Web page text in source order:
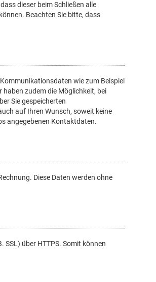
dieser beim Schließen alle
Beachten Sie bitte, dass
wie zum Beispiel
zudem die Möglichkeit, bei
Sie gespeicherten
auf Ihren Wunsch, soweit keine
angegebenen Kontaktdaten.
Diese Daten werden ohne
SSL) über HTTPS. Somit können